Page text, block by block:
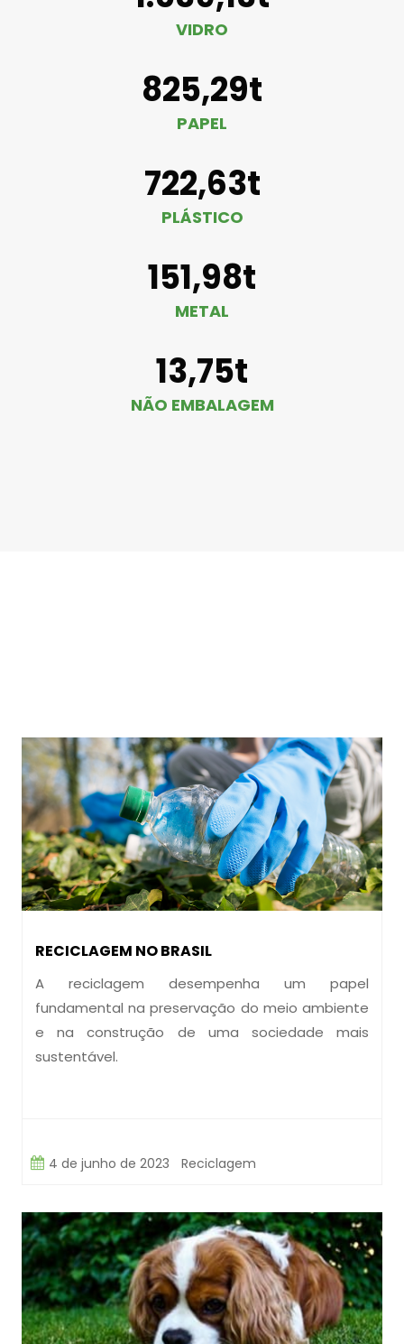
VIDRO
825,29t
PAPEL
722,63t
PLÁSTICO
151,98t
METAL
13,75t
NÃO EMBALAGEM
RECICLAGEM NO BRASIL
A reciclagem desempenha um papel
fundamental na preservação do meio ambiente
e na construção de uma sociedade mais
sustentável.
4 de junho de 2023 Reciclagem